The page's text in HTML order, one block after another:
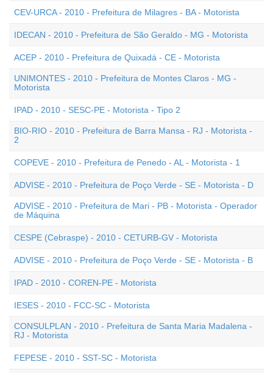
CEV-URCA - 2010 - Prefeitura de Milagres - BA - Motorista
IDECAN - 2010 - Prefeitura de São Geraldo - MG - Motorista
ACEP - 2010 - Prefeitura de Quixadá - CE - Motorista
UNIMONTES - 2010 - Prefeitura de Montes Claros - MG -
Motorista
IPAD - 2010 - SESC-PE - Motorista - Tipo 2
BIO-RIO - 2010 - Prefeitura de Barra Mansa - RJ - Motorista -
2
COPEVE - 2010 - Prefeitura de Penedo - AL - Motorista - 1
ADVISE - 2010 - Prefeitura de Poço Verde - SE - Motorista - D
ADVISE - 2010 - Prefeitura de Mari - PB - Motorista - Operador
de Máquina
CESPE (Cebraspe) - 2010 - CETURB-GV - Motorista
ADVISE - 2010 - Prefeitura de Poço Verde - SE - Motorista - B
IPAD - 2010 - COREN-PE - Motorista
IESES - 2010 - FCC-SC - Motorista
CONSULPLAN - 2010 - Prefeitura de Santa Maria Madalena -
RJ - Motorista
FEPESE - 2010 - SST-SC - Motorista